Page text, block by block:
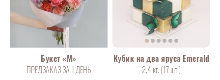
Букет «М»
ПРЕДЗАКАЗ ЗА 1 ДЕНЬ
Кубик на два яруса Emerald
2,4 кг. (17шт.)